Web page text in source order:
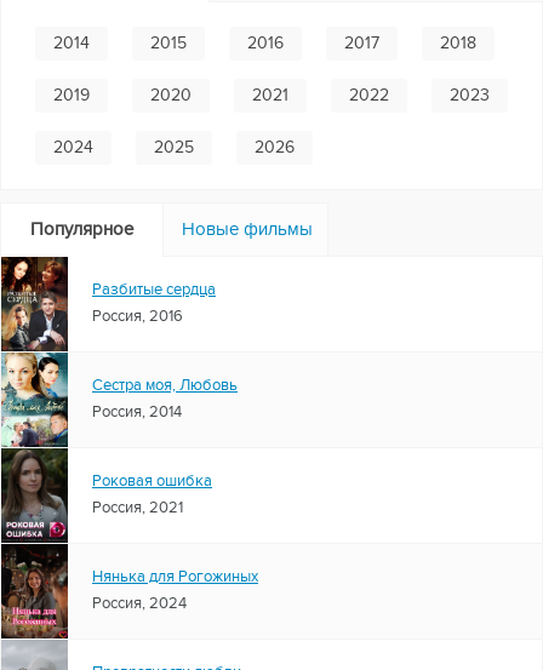
2014 2015 2016 2017 2018
2019 2020 2021 2022 2023
2024 2025 2026
Популярное Новые фильмы
Разбитые сердца
Россия, 2016
Сестра моя, Любовь
Россия, 2014
Роковая ошибка
Россия, 2021
Нянька для Рогожиных
Россия, 2024